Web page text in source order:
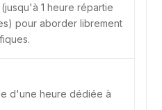
1 heure répartie
pour aborder librement
d'une heure dédiée à